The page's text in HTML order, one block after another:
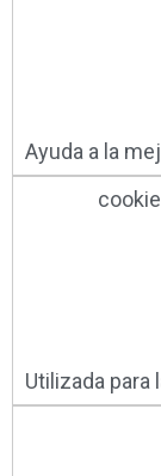
Ayuda a la
Utilizada